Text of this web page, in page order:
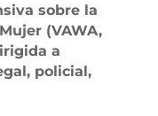
sobre la
(VAWA,
a
policial,